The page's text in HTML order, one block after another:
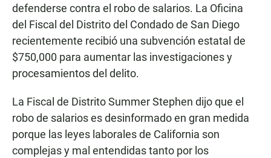
defenderse contra el robo de salarios. La Oficina
del Fiscal del Distrito del Condado de San Diego
recientemente recibió una subvención estatal de
$750,000 para aumentar las investigaciones y
procesamientos del delito.
La Fiscal de Distrito Summer Stephen dijo que el
robo de salarios es desinformado en gran medida
porque las leyes laborales de California son
complejas y mal entendidas tanto por los